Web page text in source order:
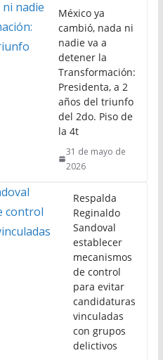
México ya
cambió, nada ni
nadie va a
detener la
Transformación:
Presidenta, a 2
años del triunfo
del 2do. Piso de
la 4t
31 de mayo de
2026
Respalda
Reginaldo
Sandoval
establecer
mecanismos
de control
para evitar
candidaturas
vinculadas
con grupos
delictivos